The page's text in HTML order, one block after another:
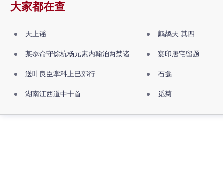
大家都在查
天上谣 鹧鸪天 其四
某忝命守馀杭杨元素内翰洎两禁诸公出祖佛寺 宴印唐宅留题
送叶良臣掌科上巳郊行 石龛
湖南江西道中十首 觅菊